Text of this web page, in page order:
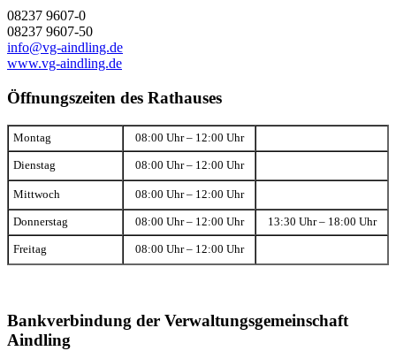
08237 9607-0
08237 9607-50
info@vg-aindling.de
www.vg-aindling.de
Öffnungszeiten des Rathauses
Montag 08:00 Uhr – 12:00 Uhr
Dienstag 08:00 Uhr – 12:00 Uhr
Mittwoch 08:00 Uhr – 12:00 Uhr
Donnerstag 08:00 Uhr – 12:00 Uhr 13:30 Uhr – 18:00 Uhr
Freitag 08:00 Uhr – 12:00 Uhr
Bankverbindung der Verwaltungsgemeinschaft
Aindling